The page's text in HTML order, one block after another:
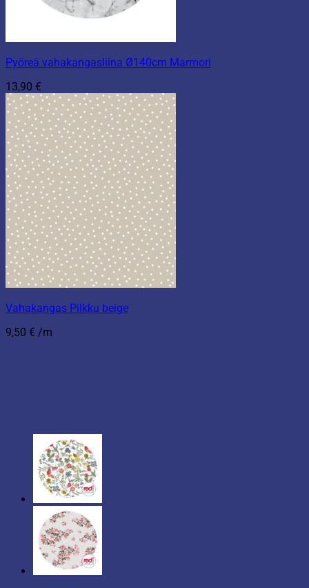
Pyöreä vahakangasliina Ø140cm Marmori
13,90 €
Vahakangas Pilkku beige
9,50 € /m